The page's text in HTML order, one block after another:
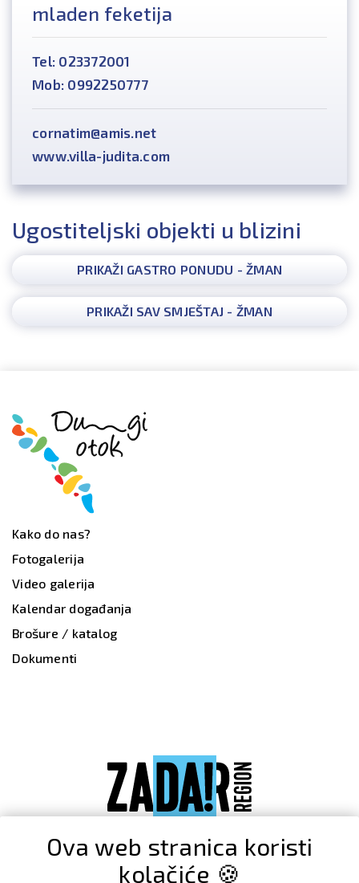
mladen feketija
Tel: 023372001
Mob: 0992250777
cornatim@amis.net
www.villa-judita.com
Ugostiteljski objekti u blizini
PRIKAŽI GASTRO PONUDU - ŽMAN
PRIKAŽI SAV SMJEŠTAJ - ŽMAN
Kako do nas?
Fotogalerija
Video galerija
Kalendar događanja
Brošure / katalog
Dokumenti
Ova web stranica koristi
kolačiće 🍪